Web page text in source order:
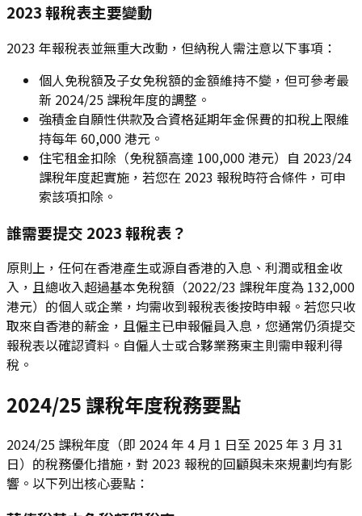
2023 報稅表主要變動
2023 年報稅表並無重大改動，但納稅人需注意以下事項：
個人免稅額及子女免稅額的金額維持不變，但可參考最
新 2024/25 課稅年度的調整。
強積金自願性供款及合資格延期年金保費的扣稅上限維
持每年 60,000 港元。
住宅租金扣除（免稅額高達 100,000 港元）自 2023/24
課稅年度起實施，若您在 2023 報稅時符合條件，可申
索該項扣除。
誰需要提交 2023 報稅表？
原則上，任何在香港產生或源自香港的入息、利潤或租金收
入，且總收入超過基本免稅額（2022/23 課稅年度為 132,000
港元）的個人或企業，均需收到報稅表後按時申報。若您只收
取來自香港的薪金，且僱主已申報僱員入息，您通常仍須提交
報稅表以確認資料。自僱人士或合夥業務東主則需申報利得
稅。
2024/25 課稅年度稅務要點
2024/25 課稅年度（即 2024 年 4 月 1 日至 2025 年 3 月 31
日）的稅務優化措施，對 2023 報稅的回顧與未來規劃均有影
響。以下列出核心要點：